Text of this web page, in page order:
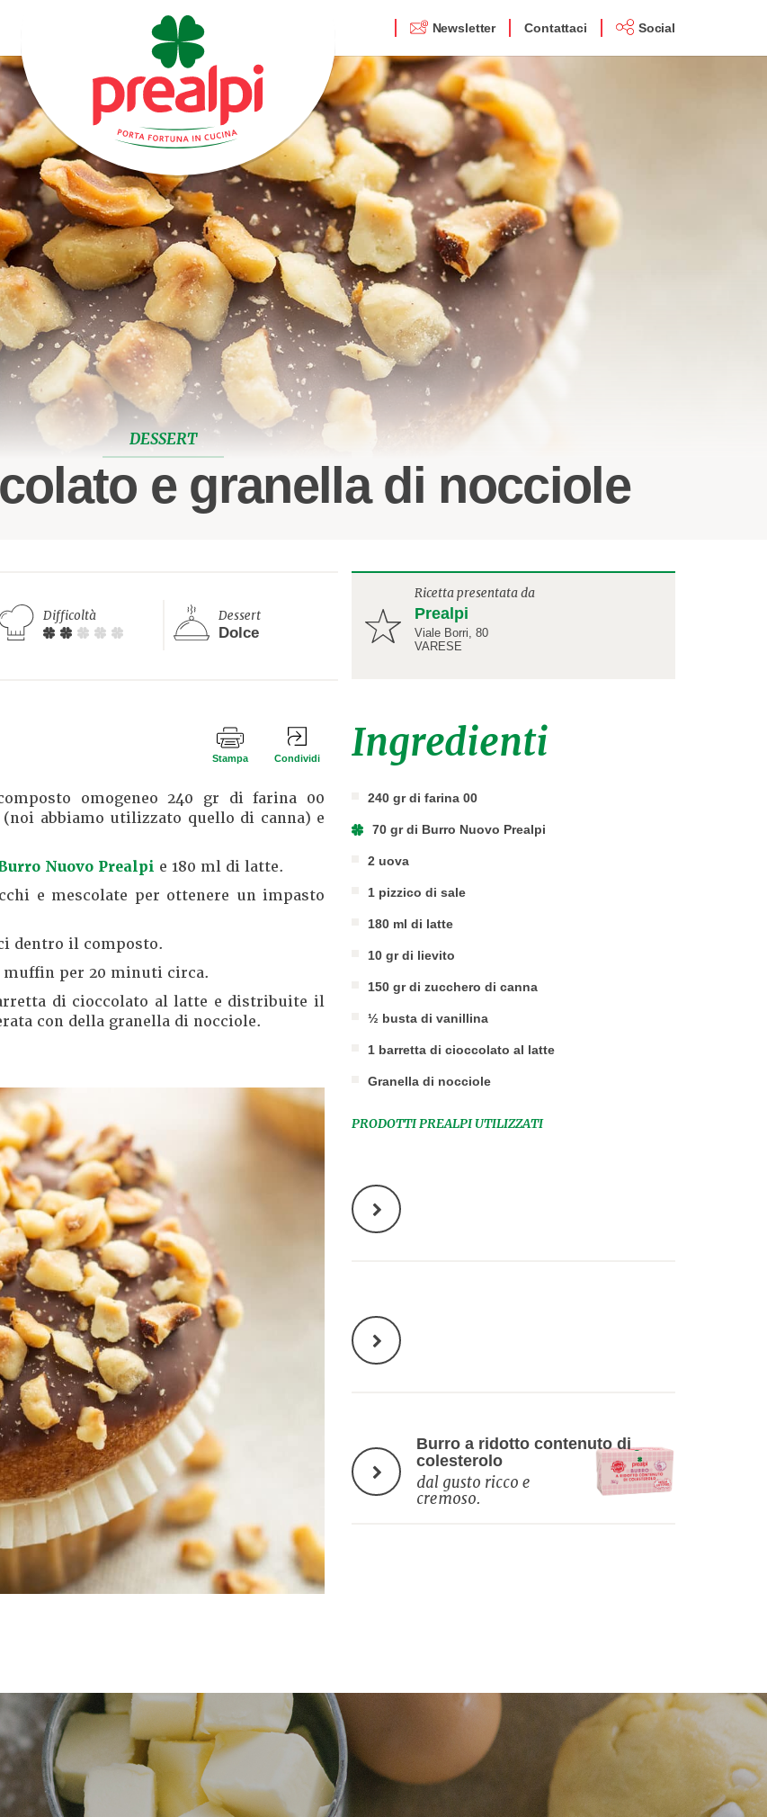
Newsletter Contattaci Social
DESSERT
e granella di nocciole
Difficoltà Dessert
Dolce
Ricetta presentata da
Prealpi
Viale Borri, 80
VARESE
Stampa Condividi
omogeneo 240 gr di farina 00
abbiamo utilizzato quello di canna) e
Nuovo Prealpi e 180 ml di latte.
e mescolate per ottenere un impasto
dentro il composto.
muffin per 20 minuti circa.
di cioccolato al latte e distribuite il
con della granella di nocciole.
Ingredienti
240 gr di farina 00
70 gr di Burro Nuovo Prealpi
2 uova
1 pizzico di sale
180 ml di latte
10 gr di lievito
150 gr di zucchero di canna
½ busta di vanillina
1 barretta di cioccolato al latte
Granella di nocciole
PRODOTTI PREALPI UTILIZZATI
Burro a ridotto contenuto di
colesterolo
dal gusto ricco e
cremoso.